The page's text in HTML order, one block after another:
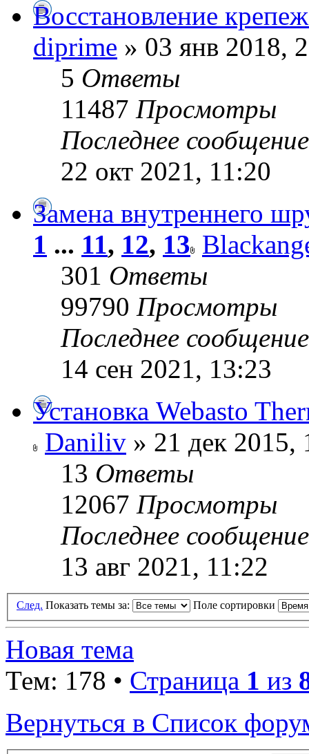
Восстановление
diprime » 03 янв 2018,
5 Ответы
11487 Просмотры
Последнее
22 окт 2021, 11:20
Замена внутреннего
1 ... 11, 12, 13
301 Ответы
99790 Просмотры
Последнее
14 сен 2021, 13:23
Установка Webasto
Daniliv » 21 дек 2015,
13 Ответы
12067 Просмотры
Последнее
13 авг 2021, 11:22
След. Показать темы за: Поле сортировки
Новая тема
Тем: 178 • Страница 1 из
Вернуться в Список